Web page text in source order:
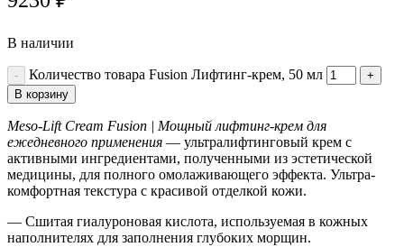
В наличии
Количество товара Fusion Лифтинг-крем, 50 мл
В корзину
Meso-Lift Cream Fusion | Мощный лифтинг-крем для
ежедневного применения — ультралифтинговый крем с
активными ингредиентами, полученными из эстетической
медицины, для полного омолаживающего эффекта. Ультра-
комфортная текстура с красивой отделкой кожи.
— Сшитая гиалуроновая кислота, используемая в кожных
наполнителях для заполнения глубоких морщин.